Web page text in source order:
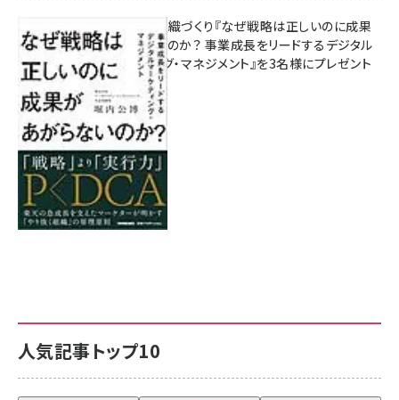
人気記事トップ10
成果を生む組織づくり『なぜ戦略は正しいのに成果
があがらないのか？ 事業成長をリードするデジタル
マーケティング・マネジメント』を3名様にプレゼント
8月7日 10:00